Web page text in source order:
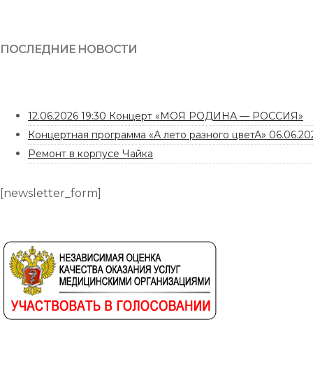
ПОСЛЕДНИЕ НОВОСТИ
12.06.2026 19:30 Концерт «МОЯ РОДИНА — РОССИЯ»
Концертная программа «А лето разного цветА»
Ремонт в корпусе Чайка
[newsletter_form]